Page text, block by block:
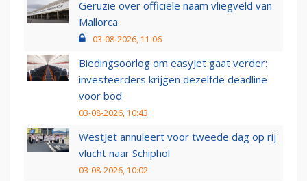
Geruzie over officiële naam vliegveld van
Mallorca
03-08-2026, 11:06
Biedingsoorlog om easyJet gaat verder:
investeerders krijgen dezelfde deadline
voor bod
03-08-2026, 10:43
WestJet annuleert voor tweede dag op rij
vlucht naar Schiphol
03-08-2026, 10:02